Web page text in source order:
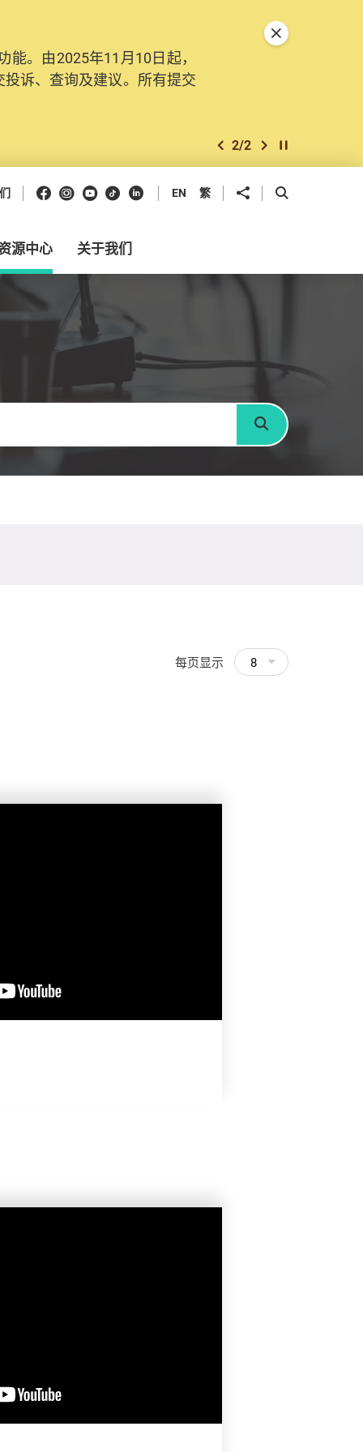
。由2025年11月10日起，
诉、查询及建议。所有提交
上一个
2/2 下一个开始/暂停幻灯
关闭特別通告
Facebook
Instagram
Youtube
抖音领英 EN 繁 分享到 开启搜寻框
源中心 关于我们
搜寻
每页显示 8